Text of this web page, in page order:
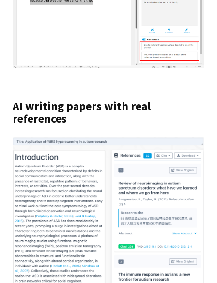
AI writing papers with real
references